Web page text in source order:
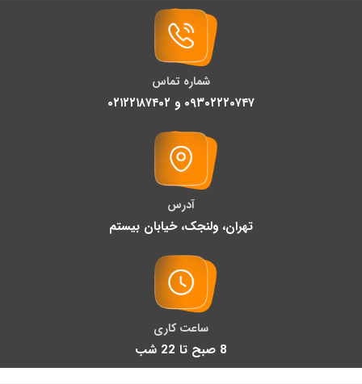
شماره تماس
۰۹۳۰۲۲۲۰۷۴۷ و ۰۲۱۲۲۱۸۷۴۰۲
آدرس
تهران، ولنجک، خیابان بیستم
ساعت کاری
8 صبح تا 22 شب